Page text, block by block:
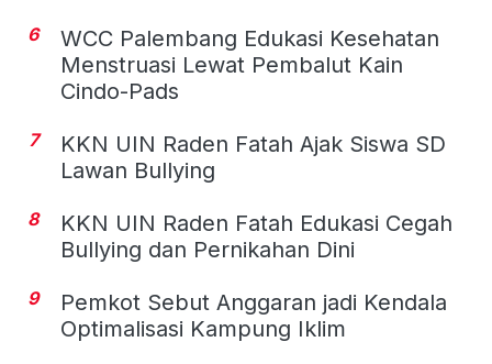
6
WCC Palembang Edukasi Kesehatan
Menstruasi Lewat Pembalut Kain
Cindo-Pads
7
KKN UIN Raden Fatah Ajak Siswa SD
Lawan Bullying
8
KKN UIN Raden Fatah Edukasi Cegah
Bullying dan Pernikahan Dini
9
Pemkot Sebut Anggaran jadi Kendala
Optimalisasi Kampung Iklim